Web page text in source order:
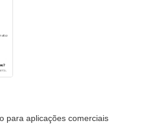
para aplicações comerciais